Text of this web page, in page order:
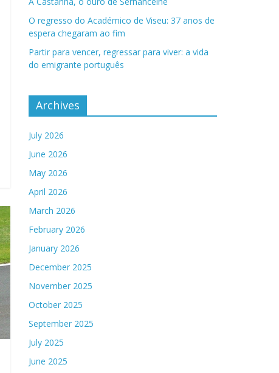
O regresso do Académico de Viseu: 37 anos de
espera chegaram ao fim
Partir para vencer, regressar para viver: a vida
do emigrante português
Archives
July 2026
June 2026
May 2026
April 2026
March 2026
February 2026
January 2026
December 2025
November 2025
October 2025
September 2025
July 2025
June 2025